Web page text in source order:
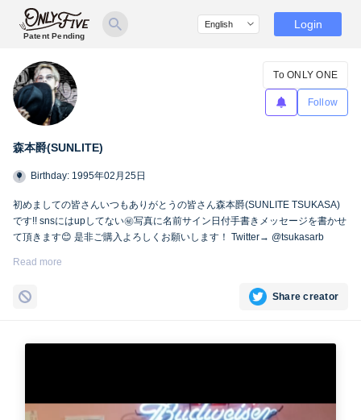
Patent Pending
Login
森本爵(SUNLITE)
To ONLY ONE
Follow
Birthday: 1995年02月25日
初めましての皆さんいつもありがとうの皆さん森本爵(SUNLITE TSUKASA)
です!! snsにはupしてない㊙︎写真に名前サイン日付手書きメッセージを書かせ
て頂きます😊 是非ご購入よろしくお願いします！ Twitter→ @tsukasarb
Read more
Share creator